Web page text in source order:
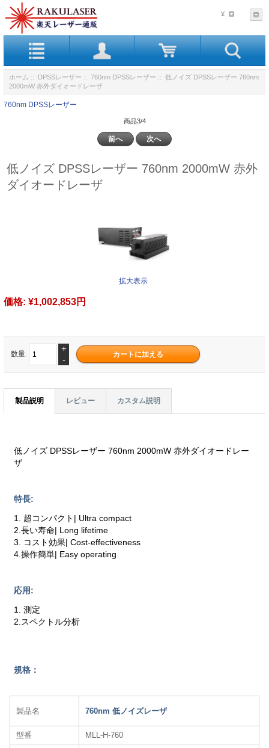
¥
ホーム :: DPSSレーザー :: 760nm DPSSレーザー :: 低ノイズ DPSSレーザー 760nm
2000mW 赤外ダイオードレーザ
760nm DPSSレーザー
商品3/4
前へ 次へ
低ノイズ DPSSレーザー 760nm 2000mW 赤外
ダイオードレーザ
拡大表示
価格: ¥1,002,853円
数量.
+
-
製品説明 レビュー カスタム説明
低ノイズ DPSSレーザー 760nm 2000mW 赤外ダイオードレー
ザ
特長:
1. 超コンパクト| Ultra compact
2.長い寿命| Long lifetime
3. コスト効果| Cost-effectiveness
4.操作簡単| Easy operating
応用:
1. 測定
2.スペクトル分析
規格：
製品名 760nm 低ノイズレーザ
型番
MLL-H-760